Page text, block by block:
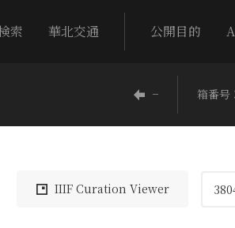
索 華北交通 公開目的
− 箱番号
IIIF Curation Viewer